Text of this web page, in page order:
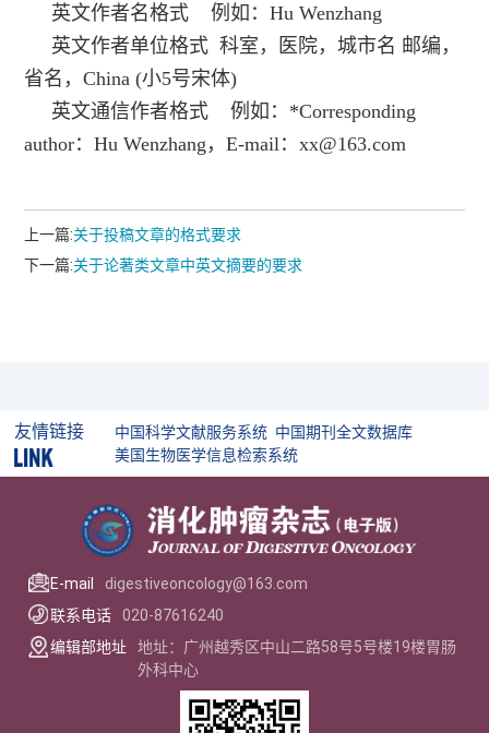
英文作者名格式 例如：Hu Wenzhang
英文作者单位格式 科室，医院，城市名 邮编，
省名，China (小5号宋体)
英文通信作者格式 例如：*Corresponding
author：Hu Wenzhang，E-mail：xx@163.com
上一篇:关于投稿文章的格式要求
下一篇:关于论著类文章中英文摘要的要求
友情链接 中国科学文献服务系统 中国期刊全文数据库
美国生物医学信息检索系统
E-mail
digestiveoncology@163.com
联系电话
020-87616240
编辑部地址
地址：广州越秀区中山二路58号5号楼19楼胃肠
外科中心